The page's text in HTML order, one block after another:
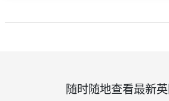
随时随地查看最新